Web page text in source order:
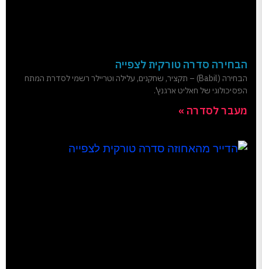
הבחירה סדרה טורקית לצפייה
הבחירה (Babil) – תקציר, שחקנים, עלילה וטריילר רשמי לסדרת המתח
הפסיכולוגי של חאליט ארגנץ'.
מעבר לסדרה »